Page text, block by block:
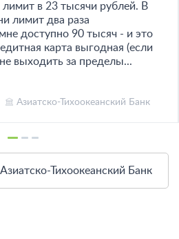
в 23 тысячи рублей. В
лимит два раза
доступно 90 тысяч - и это
карта выгодная (если
выходить за пределы...
Азиатско-Тихоокеанский Банк
Тихоокеанский Банк